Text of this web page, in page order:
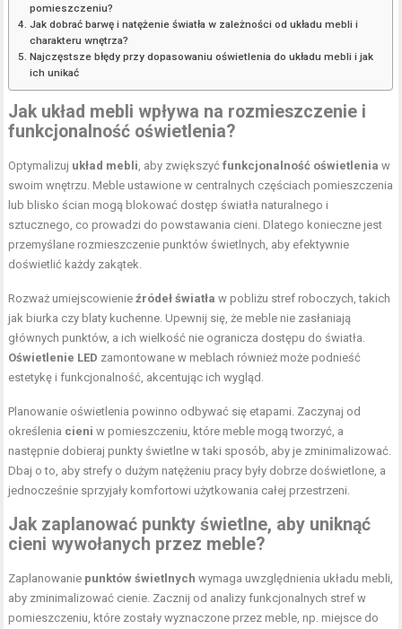
pomieszczeniu?
Jak dobrać barwę i natężenie światła w zależności od układu mebli i
charakteru wnętrza?
Najczęstsze błędy przy dopasowaniu oświetlenia do układu mebli i jak
ich unikać
Jak układ mebli wpływa na rozmieszczenie i
funkcjonalność oświetlenia?
Optymalizuj układ mebli , aby zwiększyćfunkcjonalność oświetlenia w
swoim wnętrzu. Meble ustawione w centralnych częściach pomieszczenia
lub blisko ścian mogą blokować dostęp światła naturalnego i
sztucznego, co prowadzi do powstawania cieni. Dlatego konieczne jest
przemyślane rozmieszczenie punktów świetlnych, aby efektywnie
doświetlić każdy zakątek.
Rozważ umiejscowienieźródeł światła w pobliżu stref roboczych, takich
jak biurka czy blaty kuchenne. Upewnij się, że meble nie zasłaniają
głównych punktów, a ich wielkość nie ogranicza dostępu do światła.
Oświetlenie LED zamontowane w meblach również może podnieść
estetykę i funkcjonalność, akcentując ich wygląd.
Planowanie oświetlenia powinno odbywać się etapami. Zaczynaj od
określenia cieni w pomieszczeniu, które meble mogą tworzyć, a
następnie dobieraj punkty świetlne w taki sposób, aby je zminimalizować.
Dbaj o to, aby strefy o dużym natężeniu pracy były dobrze doświetlone, a
jednocześnie sprzyjały komfortowi użytkowania całej przestrzeni.
Jak zaplanować punkty świetlne, aby uniknąć
cieni wywołanych przez meble?
Zaplanowanie punktów świetlnych wymaga uwzględnienia układu mebli,
aby zminimalizować cienie. Zacznij od analizy funkcjonalnych stref w
pomieszczeniu, które zostały wyznaczone przez meble, np. miejsce do